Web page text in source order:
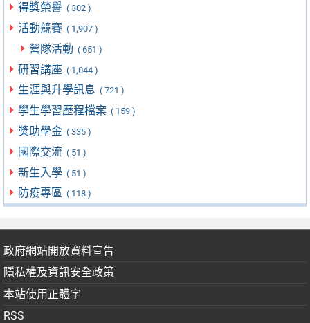
得獎榮譽 ( 302 )
活動競賽 ( 1,907 )
營隊活動 ( 651 )
研習講座 ( 1,044 )
生涯與升學訊息 ( 721 )
學生學習歷程檔案 ( 159 )
獎助學金 ( 335 )
國際交流 ( 51 )
新生入學 ( 51 )
防疫專區 ( 118 )
政府網站開放資料宣告
隱私權及資訊安全政策
本站使用正體字
RSS